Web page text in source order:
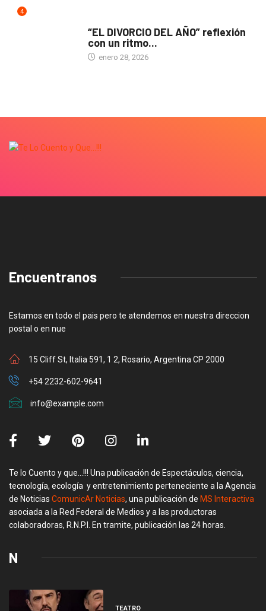
4
“EL DIVORCIO DEL AÑO” reflexión
con un ritmo...
enero 28, 2026
Encuentranos
Estamos en todo el pais pero te atendemos en nuestra direccion
postal o en nue
15 Cliff St, Italia 591, 1 2, Rosario, Argentina CP 2000
+54 2232-602-9641
info@example.com
Te lo Cuento y que…!!! Una publicación de Espectáculos, ciencia,
tecnología, ecología y entretenimiento perteneciente a la Agencia
de Noticias ComunicAr Noticias, una publicación de MS Interactiva
asociada a la Red Federal de Medios y a las productoras
colaboradoras, R.N.P.I. En tramite, publicación las 24 horas.
N
TEATRO